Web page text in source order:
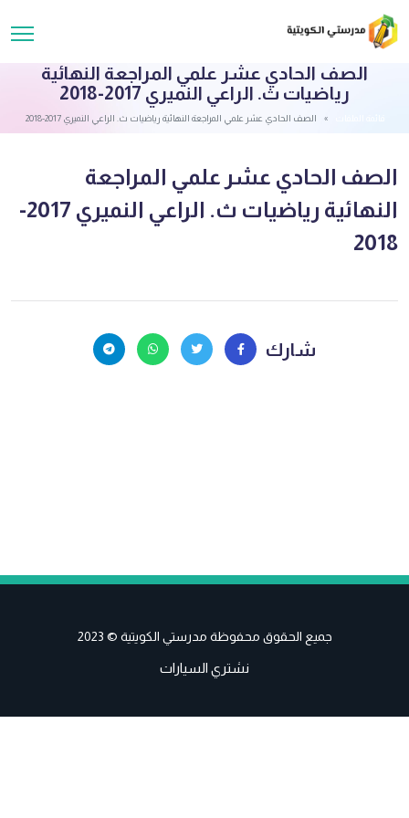
الصف الحادي عشر علمي المراجعة النهائية
رياضيات ث. الراعي النميري 2017-2018
الصف الحادي عشر علمي المراجعة النهائية رياضيات ث. الراعي النميري 2017-2018
الصف الحادي عشر علمي المراجعة
النهائية رياضيات ث. الراعي النميري 2017-
2018
شارك
جميع الحقوق محفوظة مدرستي الكويتية © 2023
نشتري السيارات